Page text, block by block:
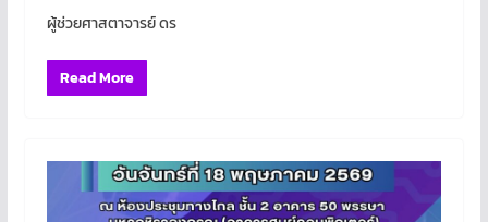
ผู้ช่วยศาสตาจารย์ ดร
Read More